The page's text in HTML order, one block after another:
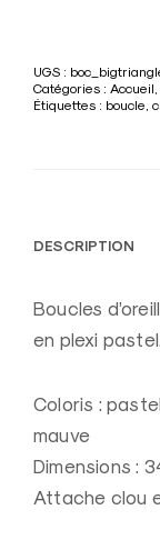
e
x
UGS :
Catégories : Accueil,
Étiquettes : boucle,
DESCRIPTION
Boucles
en plexi
Coloris :
mauve
Dimensions :
Attache clou